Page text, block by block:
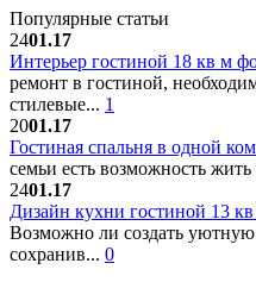
Популярные статьи
2401.17
Интерьер гостиной 18 кв м
ремонт в гостиной,
стилевые... 1
2001.17
Гостиная спальня в одной
семьи есть возможность
2401.17
Дизайн кухни гостиной 13
Возможно ли создать
сохранив... 0